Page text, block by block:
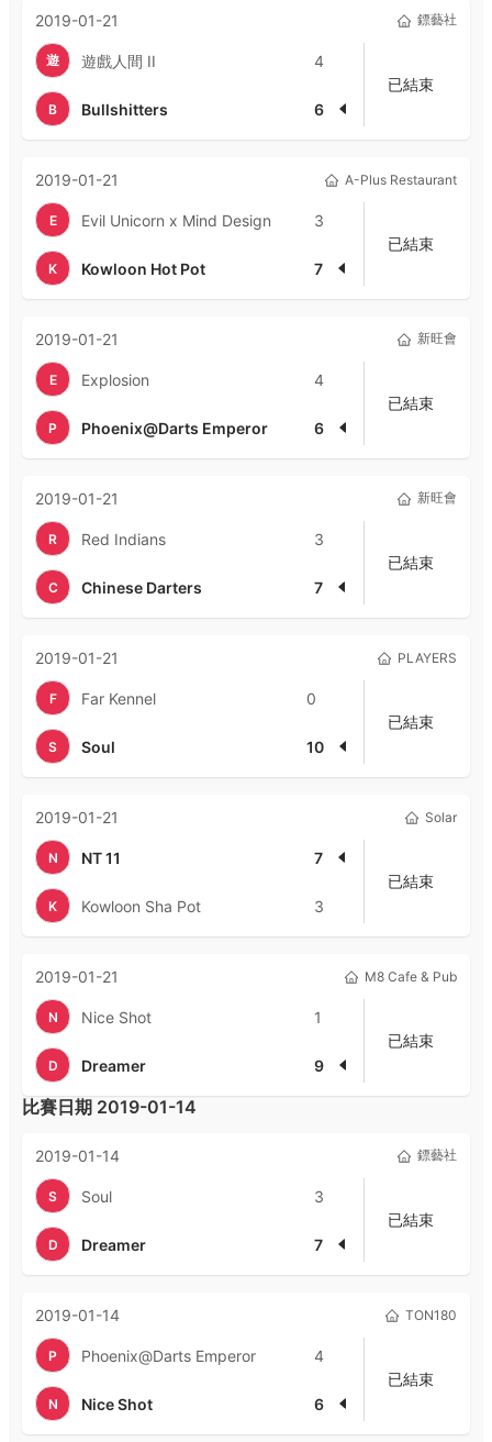
2019-01-21 鏢藝社
遊 遊戲人間 II 4
B Bullshitters 6
已結束
2019-01-21 A-Plus Restaurant
E Evil Unicorn x Mind Design 3
K Kowloon Hot Pot 7
已結束
2019-01-21 新旺會
E Explosion 4
P Phoenix@Darts Emperor 6
已結束
2019-01-21 新旺會
R Red Indians 3
C Chinese Darters 7
已結束
2019-01-21 PLAYERS
F Far Kennel 0
S Soul 10
已結束
2019-01-21 Solar
N NT 11 7
K Kowloon Sha Pot 3
已結束
2019-01-21 M8 Cafe & Pub
N Nice Shot 1
D Dreamer 9
已結束
比賽日期 2019-01-14
2019-01-14 鏢藝社
S Soul 3
D Dreamer 7
已結束
2019-01-14 TON180
P Phoenix@Darts Emperor 4
N Nice Shot 6
已結束